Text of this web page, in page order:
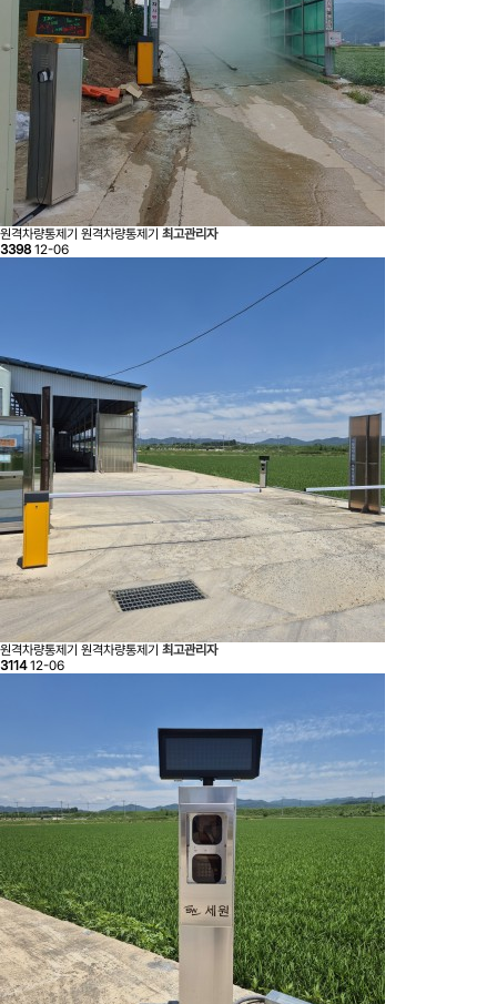
원격차량통제기 원격차량통제기 최고관리자
3398 12-06
원격차량통제기 원격차량통제기 최고관리자
3114 12-06